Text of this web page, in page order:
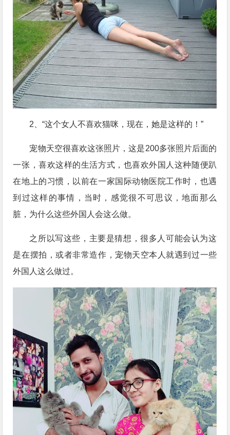
2、“这个女人不喜欢猫咪，现在，她是这样的！”
宠物天空很喜欢这张照片，这是200多张照片后面的
一张，喜欢这样的生活方式，也喜欢外国人这种随便趴
在地上的习惯，以前在一家国际动物医院工作时，也遇
到过这样的事情，当时，感觉很不可思议，地面那么
脏，为什么这些外国人会这么做。
之所以写这些，主要是猜想，很多人可能会认为这
是在摆拍，或者非常造作，宠物天空本人就遇到过一些
外国人这么做过。